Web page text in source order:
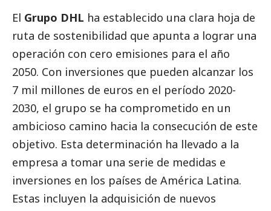
El Grupo DHL ha establecido una clara hoja de
ruta de sostenibilidad que apunta a lograr una
operación con cero emisiones para el año
2050. Con inversiones que pueden alcanzar los
7 mil millones de euros en el período 2020-
2030, el grupo se ha comprometido en un
ambicioso camino hacia la consecución de este
objetivo. Esta determinación ha llevado a la
empresa a tomar una serie de medidas e
inversiones en los países de América Latina.
Estas incluyen la adquisición de nuevos